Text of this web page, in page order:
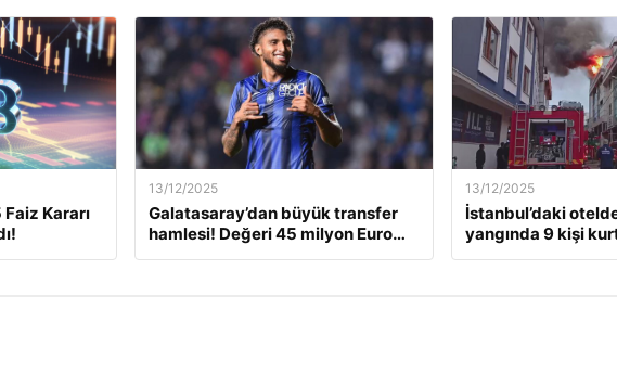
Faiz Kararı
13/12/2025
Galatasaray’dan büyük transfer
hamlesi! Değeri 45 milyon Euro…
13/12/2025
İstanbul’daki
yangında 9 kişi